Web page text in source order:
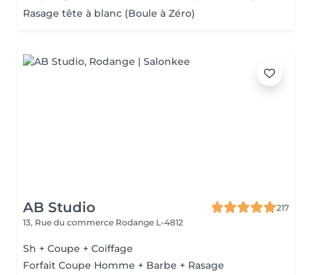
Rasage tête à blanc (Boule à Zéro)
AB Studio
217
13, Rue du commerce Rodange L-4812
Sh + Coupe + Coiffage
Forfait Coupe Homme + Barbe + Rasage